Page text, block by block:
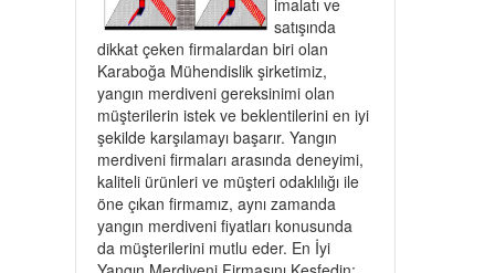
satışında
dikkat çeken firmalardan biri olan
Karaboğa Mühendislik şirketimiz,
yangın merdiveni gereksinimi olan
müşterilerin istek ve beklentilerini en iyi
şekilde karşılamayı başarır. Yangın
merdiveni firmaları arasında deneyimi,
kaliteli ürünleri ve müşteri odaklılığı ile
öne çıkan firmamız, aynı zamanda
yangın merdiveni fiyatları konusunda
da müşterilerini mutlu eder. En İyi